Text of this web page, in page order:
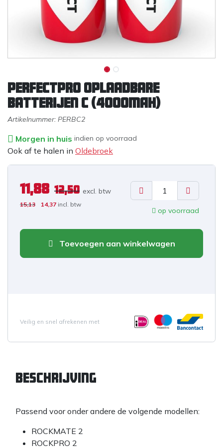
Perfectpro Oplaadbare
Batterijen C (4000mAh)
Artikelnummer: PERBC2
Morgen in huis indien op voorraad
Ook af te halen in Oldebroek
11,88 12,50 excl. btw
15,13 14,37 incl. btw
op voorraad
Toevoegen aan winkelwagen
Veilig en snel afrekenen met
Beschrijving
Passend voor onder andere de volgende modellen:
ROCKMATE 2
ROCKPRO 2